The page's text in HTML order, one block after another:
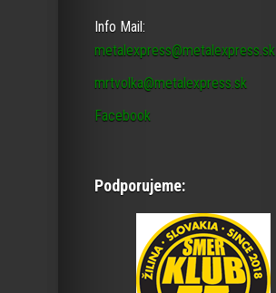
Info Mail:
metalexpress@metalexpress.sk
mrtvolka@metalexpress.sk
Facebook
Podporujeme: